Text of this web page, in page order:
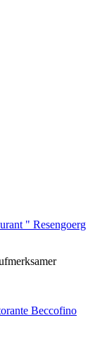
" Resengoerg
Beccofino